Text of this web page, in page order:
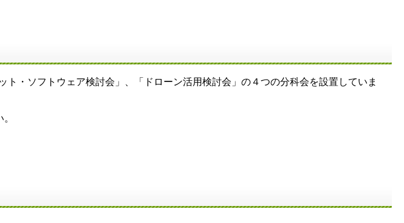
・ソフトウェア検討会」、「ドローン活用検討会」の４つの分科会を設置していま